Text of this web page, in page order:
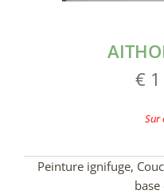
€
Sur
Peinture ignifuge,